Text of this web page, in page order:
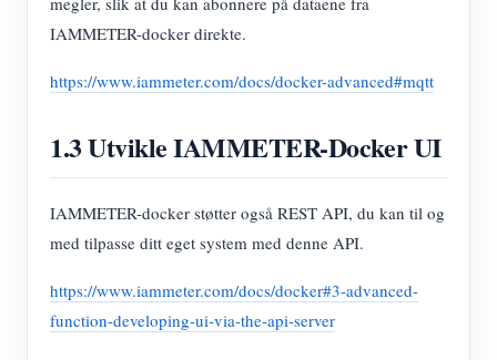
IAMMETER-docker direkte.
https://www.iammeter.com/docs/docker-advanced#mqtt
1.3 Utvikle IAMMETER-Docker UI
IAMMETER-docker støtter også REST API, du kan til og
med tilpasse ditt eget system med denne API.
https://www.iammeter.com/docs/docker#3-advanced-
function-developing-ui-via-the-api-server